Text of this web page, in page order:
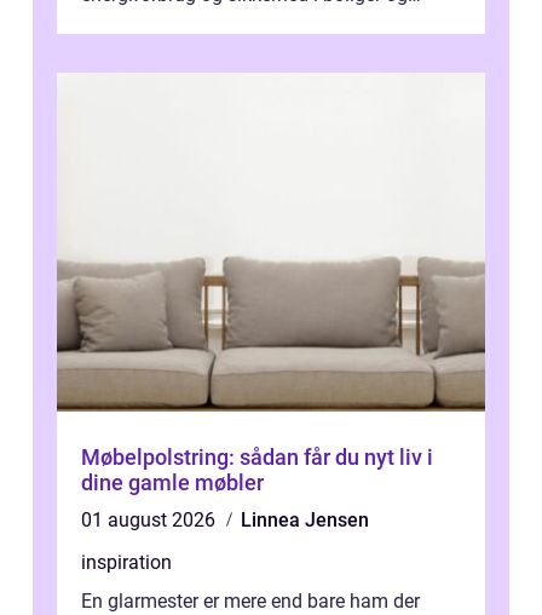
Møbelpolstring: sådan får du nyt liv i
dine gamle møbler
01 august 2026
Linnea Jensen
inspiration
En glarmester er mere end bare ham der